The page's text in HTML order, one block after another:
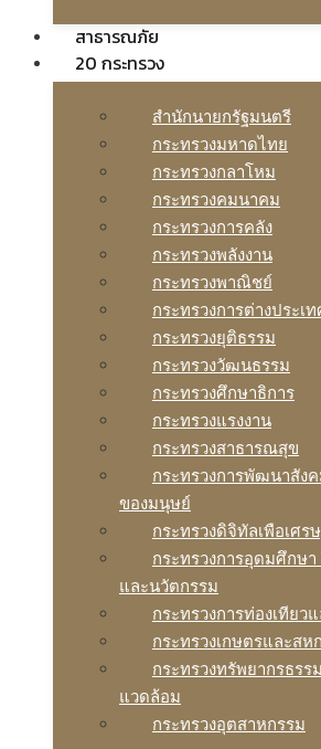
สาธารณภัย
20 กระทรวง
สํานักนายกรัฐมนตรี
กระทรวงมหาดไทย
กระทรวงกลาโหม
กระทรวงคมนาคม
กระทรวงการคลัง
กระทรวงพลังงาน
กระทรวงพาณิชย์
กระทรวงการต่างประเท
กระทรวงยุติธรรม
กระทรวงวัฒนธรรม
กระทรวงศึกษาธิการ
กระทรวงแรงงาน
กระทรวงสาธารณสุข
กระทรวงการพัฒนาสัง
ของมนุษย์
กระทรวงดิจิทัลเพือเศร
กระทรวงการอุดมศึกษ
และนวัตกรรม
กระทรวงการท่องเทียว
กระทรวงเกษตรและส
กระทรวงทรัพยากรธรร
แวดล้อม
กระทรวงอุตสาหกรรม